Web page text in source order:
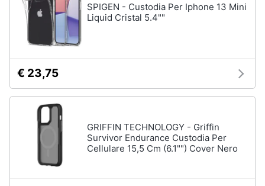
SPIGEN - Custodia Per Iphone 13 Mini
Liquid Cristal 5.4""
€ 23,75
GRIFFIN TECHNOLOGY - Griffin
Survivor Endurance Custodia Per
Cellulare 15,5 Cm (6.1"") Cover Nero